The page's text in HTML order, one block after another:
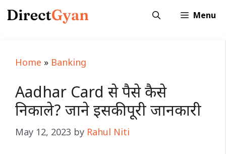
to
Menu
Home » Banking
Aadhar Card से पैसे कैसे
निकाले? जाने इसकी पूरी जानकारी
May 12, 2023 by Rahul Niti